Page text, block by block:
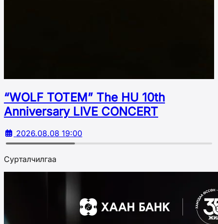
“WOLF TOTEM” The HU 10th
Аnniversary LIVE CONCERT
2026.08.08 19:00
Сурталчилгаа